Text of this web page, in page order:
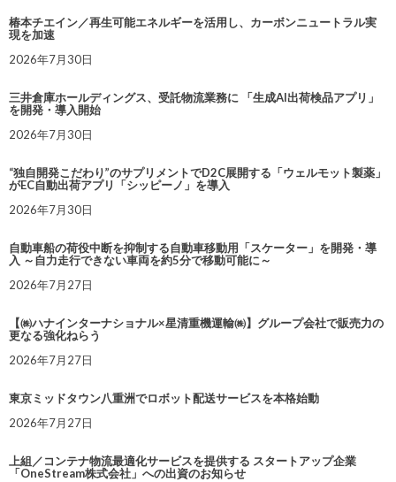
椿本チエイン／再生可能エネルギーを活用し、カーボンニュートラル実
現を加速
2026年7月30日
三井倉庫ホールディングス、受託物流業務に 「生成AI出荷検品アプリ」
を開発・導入開始
2026年7月30日
“独自開発こだわり”のサプリメントでD2C展開する「ウェルモット製薬」
がEC自動出荷アプリ「シッピーノ」を導入
2026年7月30日
自動車船の荷役中断を抑制する自動車移動用「スケーター」を開発・導
入 ～自力走行できない車両を約5分で移動可能に～
2026年7月27日
【㈱ハナインターナショナル×星清重機運輸㈱】グループ会社で販売力の
更なる強化ねらう
2026年7月27日
東京ミッドタウン八重洲でロボット配送サービスを本格始動
2026年7月27日
上組／コンテナ物流最適化サービスを提供する スタートアップ企業
「OneStream株式会社」への出資のお知らせ